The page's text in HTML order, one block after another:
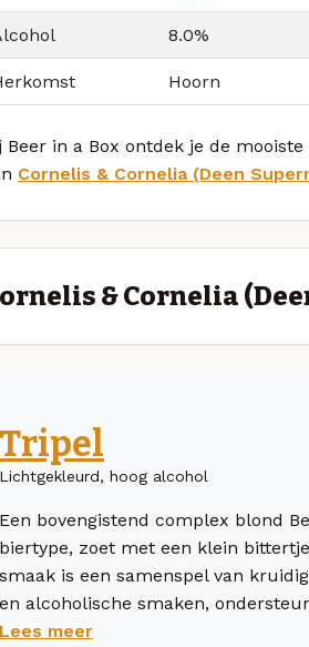
8.0%
Hoorn
Beer in a Box ontdek je de
Cornelis & Cornelia (Deen
& Cornelia
Tripel
Lichtgekleurd, hoog alcohol
Een bovengistend complex blond
biertype, zoet met een klein
smaak is een samenspel van
en alcoholische smaken,
Lees meer